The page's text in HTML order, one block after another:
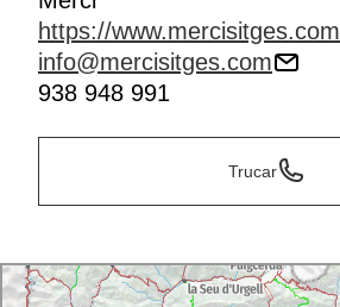
https://www.mercisitges.com
info@mercisitges.com
938 948 991
Trucar